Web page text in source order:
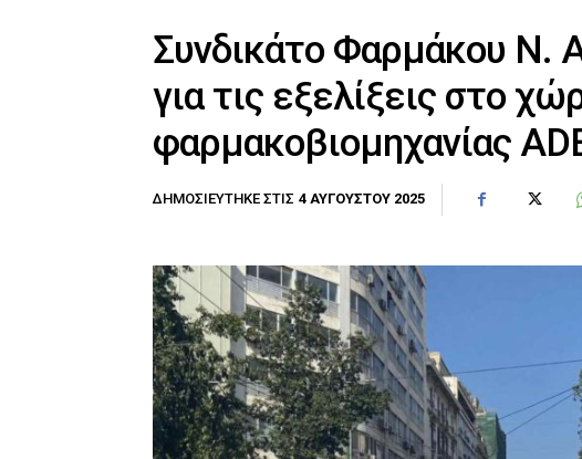
Συνδικάτο Φαρμάκου Ν.
για τις εξελίξεις στο
φαρμακοβιομηχανίας
ΔΗΜΟΣΙΕΎΤΗΚΕ ΣΤΙΣ 4 ΑΥΓΟΎΣΤΟΥ 2025